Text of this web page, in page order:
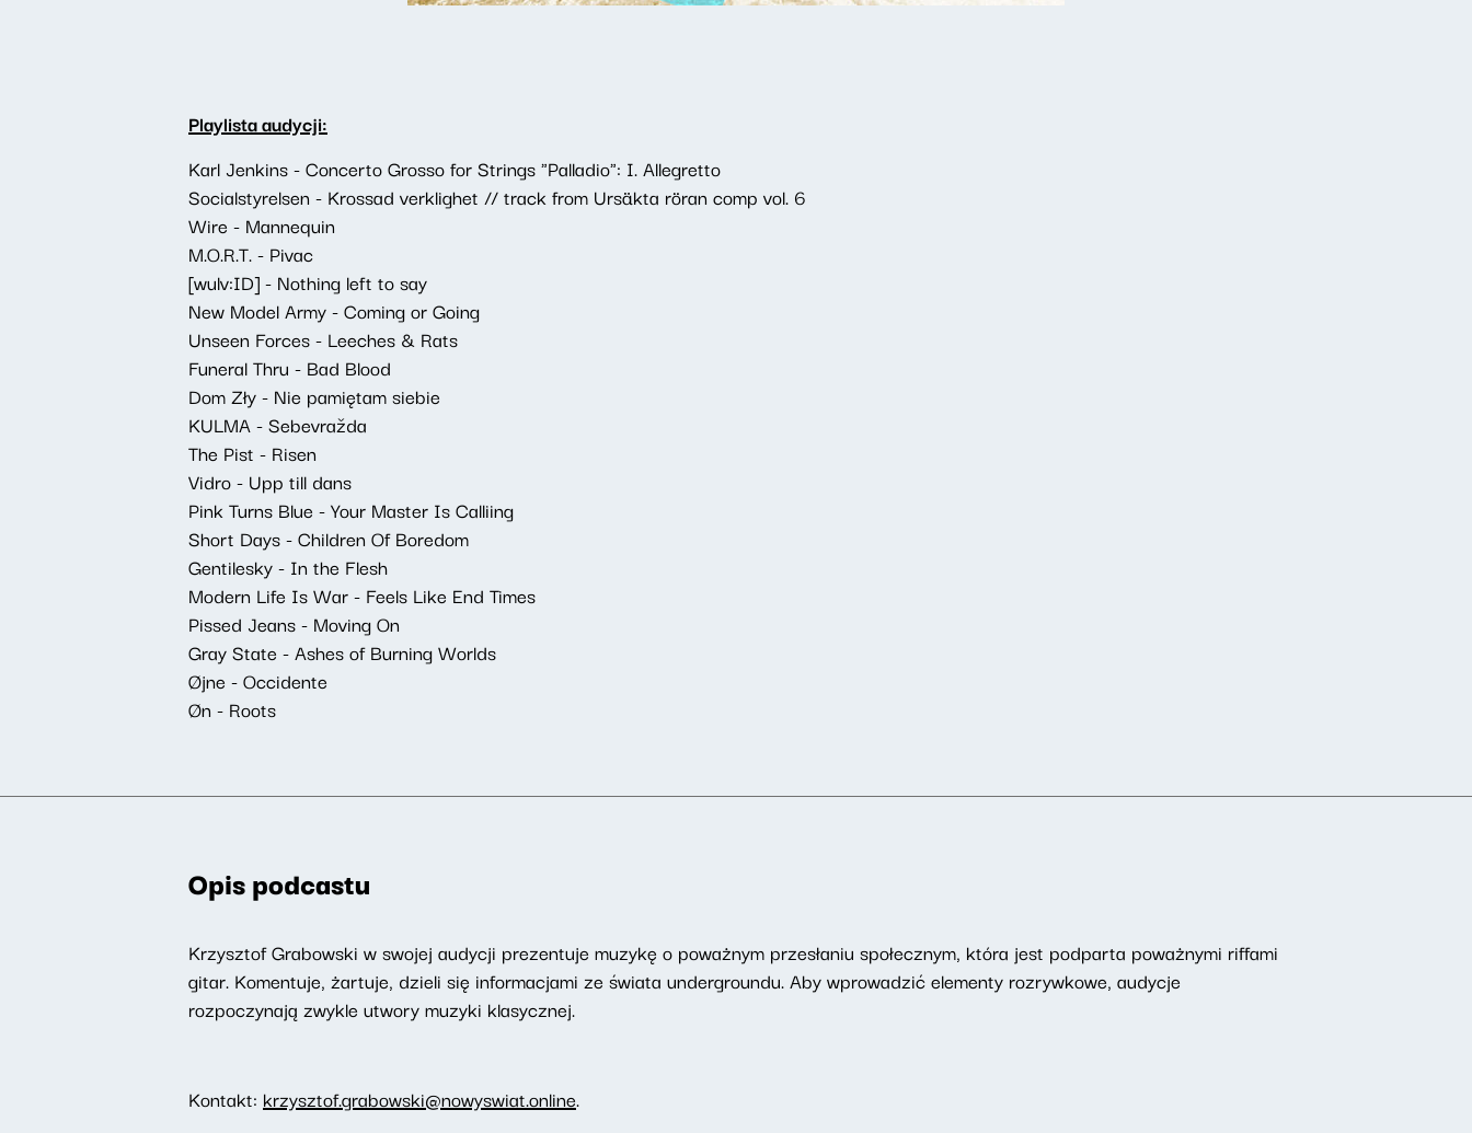
Playlista audycji:
Karl Jenkins - Concerto Grosso for Strings "Palladio": I. Allegretto
Socialstyrelsen - Krossad verklighet // track from Ursäkta röran comp vol. 6
Wire - Mannequin
M.O.R.T. - Pivac
[wulv:ID] - Nothing left to say
New Model Army - Coming or Going
Unseen Forces - Leeches & Rats
Funeral Thru - Bad Blood
Dom Zły - Nie pamiętam siebie
KULMA - Sebevražda
The Pist - Risen
Vidro - Upp till dans
Pink Turns Blue - Your Master Is Calliing
Short Days - Children Of Boredom
Gentilesky - In the Flesh
Modern Life Is War - Feels Like End Times
Pissed Jeans - Moving On
Gray State - Ashes of Burning Worlds
Øjne - Occidente
Øn - Roots
Opis podcastu
Krzysztof Grabowski w swojej audycji prezentuje muzykę o poważnym przesłaniu społecznym, która jest podparta poważnymi riffami
gitar. Komentuje, żartuje, dzieli się informacjami ze świata undergroundu. Aby wprowadzić elementy rozrywkowe, audycje
rozpoczynają zwykle utwory muzyki klasycznej.
Kontakt: krzysztof.grabowski@nowyswiat.online.